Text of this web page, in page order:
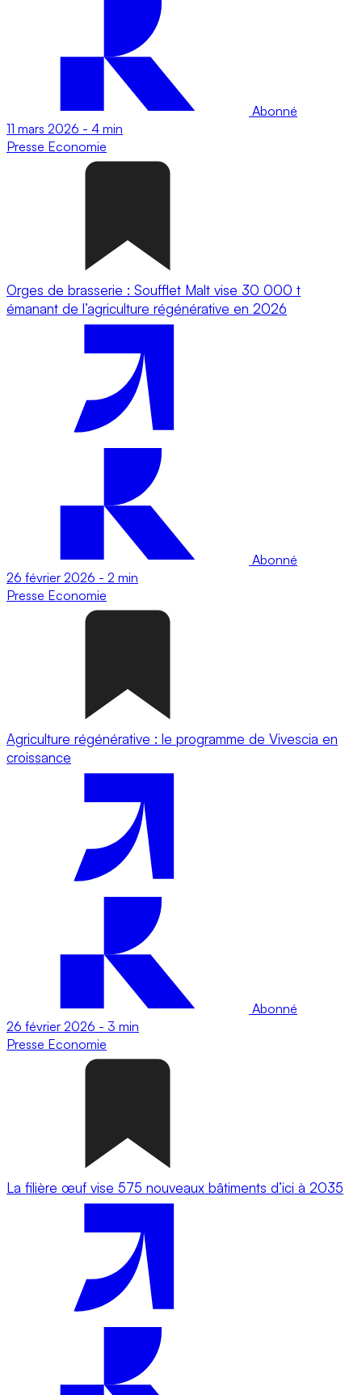
Abonné
11 mars 2026 - 4 min
Presse Economie
Orges de brasserie : Soufflet Malt vise 30 000 t
émanant de l’agriculture régénérative en 2026
Abonné
26 février 2026 - 2 min
Presse Economie
Agriculture régénérative : le programme de Vivescia en
croissance
Abonné
26 février 2026 - 3 min
Presse Economie
La filière œuf vise 575 nouveaux bâtiments d’ici à 2035